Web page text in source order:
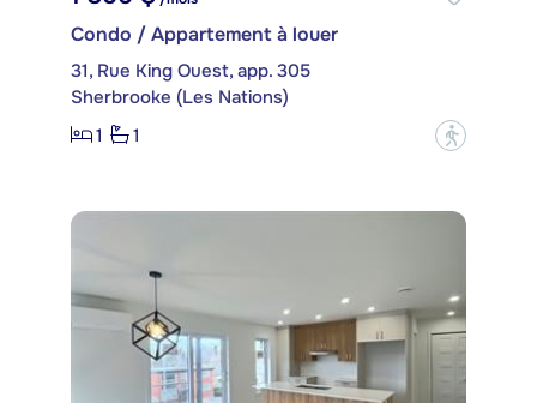
Condo / Appartement à louer
31, Rue King Ouest, app. 305
Sherbrooke (Les Nations)
1
1 ?